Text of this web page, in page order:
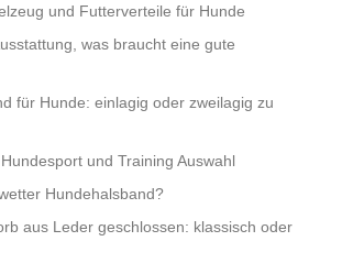
und Futterverteile für Hunde
was braucht eine gute
für Hunde: einlagig oder zweilagig zu
und Training Auswahl
Hundehalsband?
aus Leder geschlossen: klassisch oder